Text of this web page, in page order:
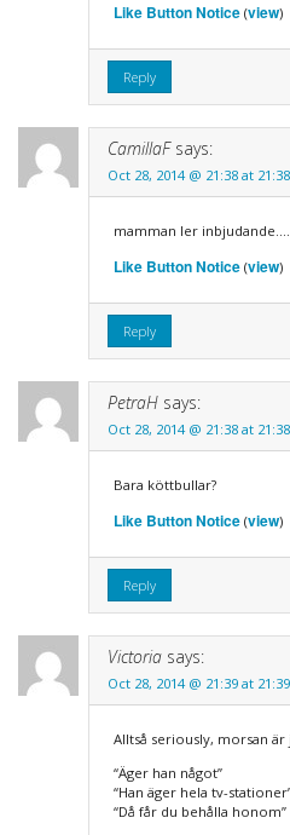
Like Button Notice(view)
Reply
CamillaF says:
Oct 28, 2014 @ 21:38 at 21:38
mamman ler
Like Button Notice(view)
Reply
PetraH says:
Oct 28, 2014 @ 21:38 at 21:38
Bara köttbullar?
Like Button Notice(view)
Reply
Victoria says:
Oct 28, 2014 @ 21:39 at 21:39
Alltså seriously, morsan är
“Äger han något”
“Han äger hela tv-
“Då får du behålla honom”